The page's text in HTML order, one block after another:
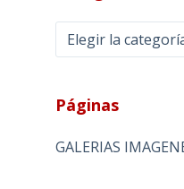
Categorias
Páginas
GALERIAS